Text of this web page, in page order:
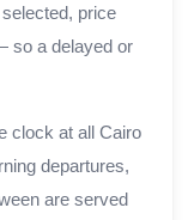
price
so a delayed or
clock at all Cairo
departures,
are served